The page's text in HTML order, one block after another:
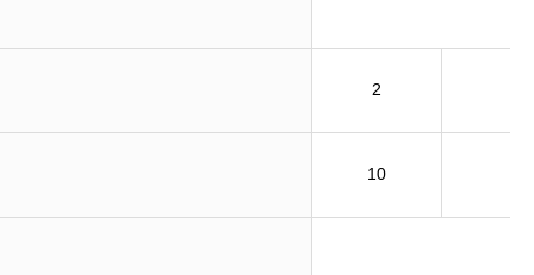
2
10